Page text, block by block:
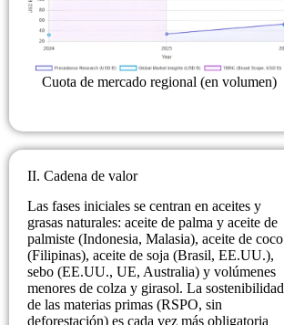
Cuota de mercado regional (en volumen)
II. Cadena de valor
Las fases iniciales se centran en aceites y
grasas naturales: aceite de palma y aceite de
palmiste (Indonesia, Malasia), aceite de coco
(Filipinas), aceite de soja (Brasil, EE.UU.),
sebo (EE.UU., UE, Australia) y volúmenes
menores de colza y girasol. La sostenibilidad
de las materias primas (RSPO, sin
deforestación) es cada vez más obligatoria